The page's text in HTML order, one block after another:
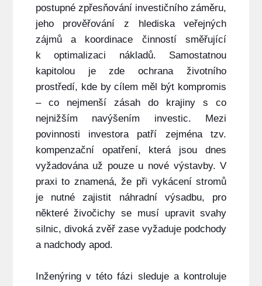
postupné zpřesňování investičního záměru,
jeho prověřování z hlediska veřejných
zájmů a koordinace činností směřující
k optimalizaci nákladů. Samostatnou
kapitolou je zde ochrana životního
prostředí, kde by cílem měl být kompromis
– co nejmenší zásah do krajiny s co
nejnižším navýšením investic. Mezi
povinnosti investora patří zejména tzv.
kompenzační opatření, která jsou dnes
vyžadována už pouze u nové výstavby. V
praxi to znamená, že při vykácení stromů
je nutné zajistit náhradní výsadbu, pro
některé živočichy se musí upravit svahy
silnic, divoká zvěř zase vyžaduje podchody
a nadchody apod.
Inženýring v této fázi sleduje a kontroluje